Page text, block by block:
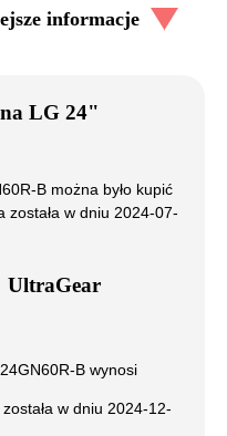
informacje
LG 24"
B można było kupić
została w dniu 2024-07-
B wynosi
w dniu 2024-12-